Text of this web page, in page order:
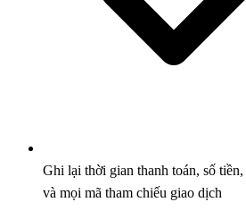
Ghi lại thời gian thanh toán, số
và mọi mã tham chiếu giao dịch